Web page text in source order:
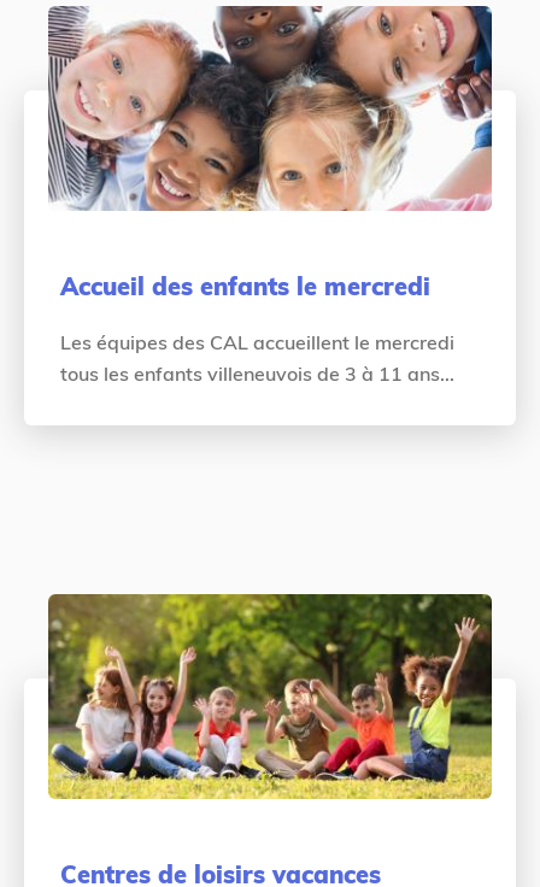
Accueil des enfants le mercredi
Les équipes des CAL accueillent le mercredi
tous les enfants villeneuvois de 3 à 11 ans...
Centres de loisirs vacances